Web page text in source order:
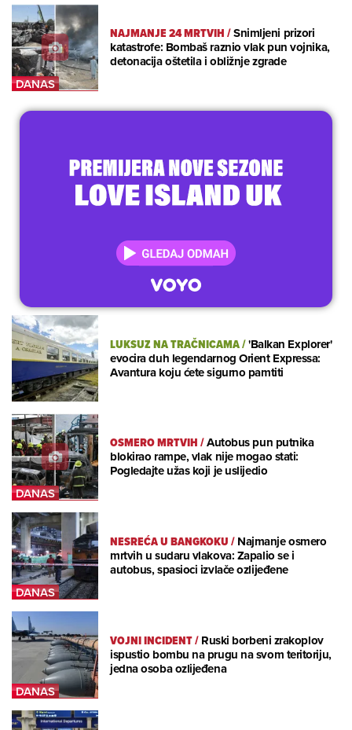
NAJMANJE 24 MRTVIH/Snimljeni prizori
katastrofe: Bombaš raznio vlak pun vojnika,
detonacija oštetila i obližnje zgrade
LUKSUZ NA TRAČNICAMA/'Balkan Explorer'
evocira duh legendarnog Orient Expressa:
Avantura koju ćete sigurno pamtiti
OSMERO MRTVIH/Autobus pun putnika
blokirao rampe, vlak nije mogao stati:
Pogledajte užas koji je uslijedio
NESREĆA U BANGKOKU/Najmanje osmero
mrtvih u sudaru vlakova: Zapalio se i
autobus, spasioci izvlače ozlijeđene
VOJNI INCIDENT/Ruski borbeni zrakoplov
ispustio bombu na prugu na svom teritoriju,
jedna osoba ozlijeđena